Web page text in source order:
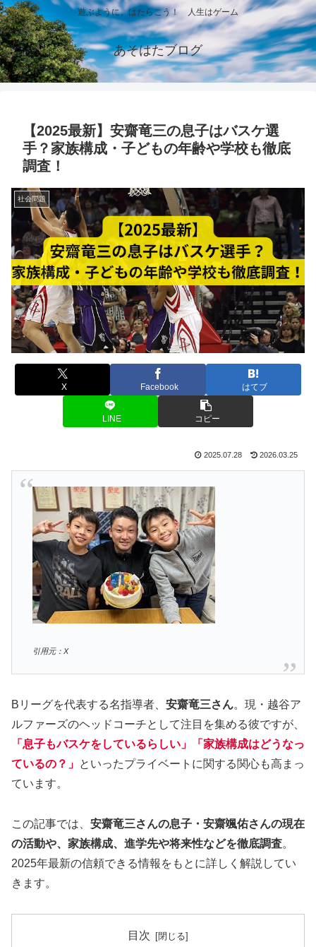
遊ぶように、はたらこう！ 人生はゲーム
あそはたブログ
【2025最新】安齋竜三の息子はバスケ選
手？家族構成・子どもの年齢や学校も徹底
調査！
社会問題
X Facebook はてブ
LINE コピー
2025.07.28 2026.03.25
引用元：X
Bリーグを代表する名指導者、 安齋竜三さん。現・越谷ア
ルファーズのヘッドコーチとして注目を集める彼ですが、
「息子もバスケをしているらしい」「家族構成はどうなっ
ているの？」 といったプライベートに関する関心も高まっ
ています。
この記事では、 安齋竜三さんの息子・安齋颯佑さんの現在
の活動や、家族構成、進学先や将来性などを徹底調査。
2025年最新の信頼できる情報をもとに詳しく解説してい
きます。
目次